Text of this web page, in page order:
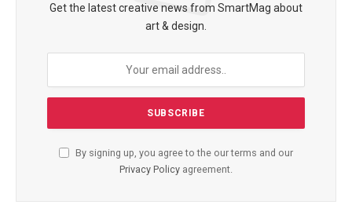
Get the latest creative news from SmartMag about
art & design.
By signing up, you agree to the our terms and our
Privacy Policy agreement.